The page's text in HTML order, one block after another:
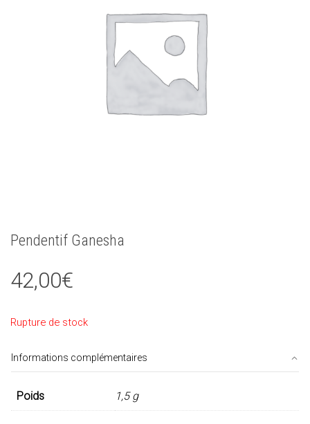
Pendentif Ganesha
42,00€
Rupture de stock
Informations complémentaires
Poids 1,5 g